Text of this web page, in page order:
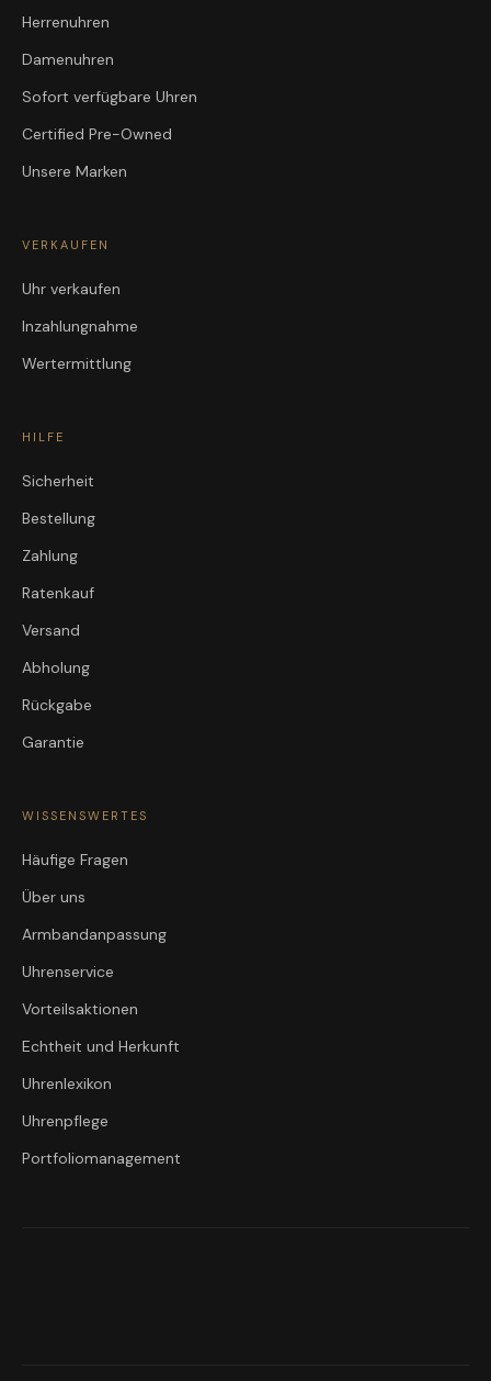
Herrenuhren
Damenuhren
Sofort verfügbare Uhren
Certified Pre-Owned
Unsere Marken
VERKAUFEN
Uhr verkaufen
Inzahlungnahme
Wertermittlung
HILFE
Sicherheit
Bestellung
Zahlung
Ratenkauf
Versand
Abholung
Rückgabe
Garantie
WISSENSWERTES
Häufige Fragen
Über uns
Armbandanpassung
Uhrenservice
Vorteilsaktionen
Echtheit und Herkunft
Uhrenlexikon
Uhrenpflege
Portfoliomanagement